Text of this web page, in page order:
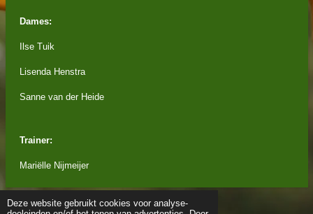
Deze website gebruikt cookies voor analyse-
Dames:
Ilse Tuik
Lisenda Henstra
Sanne van der Heide
Trainer:
Mariëlle Nijmeijer